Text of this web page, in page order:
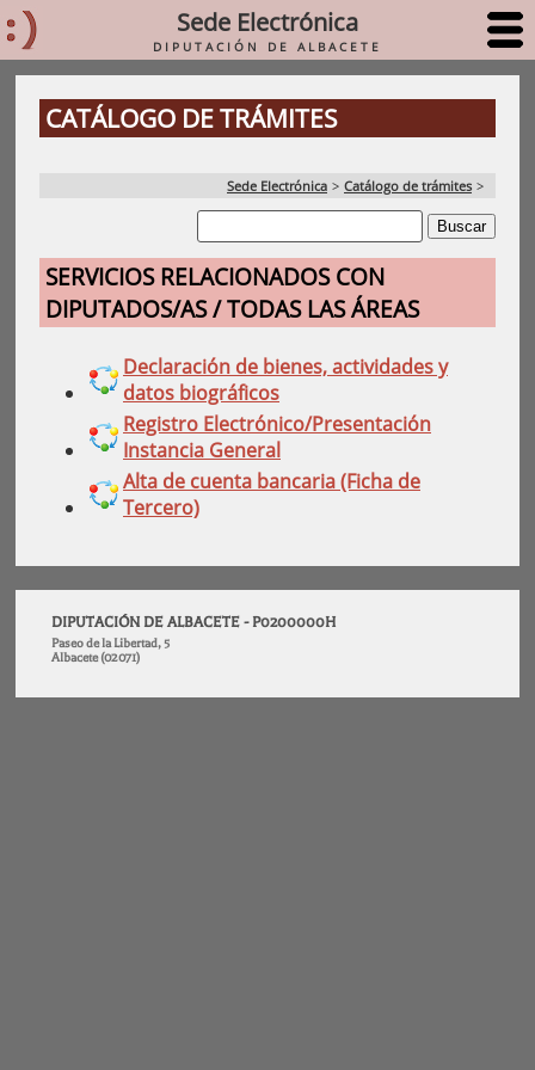
Sede Electrónica
DIPUTACIÓN DE ALBACETE
CATÁLOGO DE TRÁMITES
Sede Electrónica > Catálogo de trámites >
SERVICIOS RELACIONADOS CON
DIPUTADOS/AS / TODAS LAS ÁREAS
Declaración de bienes, actividades y
datos biográficos
Registro Electrónico/Presentación
Instancia General
Alta de cuenta bancaria (Ficha de
Tercero)
DIPUTACIÓN DE ALBACETE - P0200000H
Paseo de la Libertad, 5
Albacete (02071)